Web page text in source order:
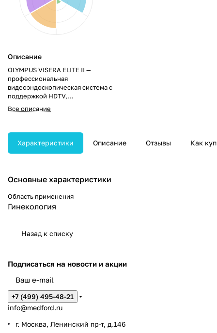
Описание
OLYMPUS VISERA ELITE II —
профессиональная
видеоэндоскопическая система с
поддержкой HDTV,
узкоспектральной визуализацией
NBI и 3D-режимом. Оснащена
источником света для
высококачественного изображения.
Все описание
Характеристики Описание Отзывы Как
Основные характеристики
Область применения
Гинекология
Назад к списку
Подписаться на новости и акции
+7 (499) 495-48-21
info@medford.ru
г. Москва, Ленинский пр-т, д.146